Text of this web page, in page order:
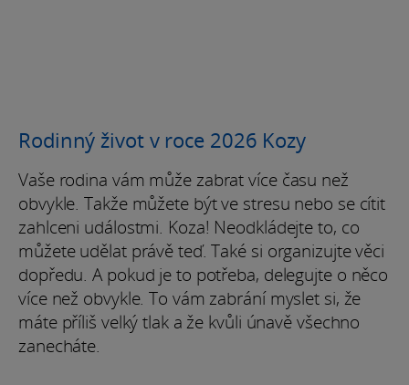
Rodinný život v roce 2026 Kozy
Vaše rodina vám může zabrat více času než
obvykle. Takže můžete být ve stresu nebo se cítit
zahlceni událostmi. Koza! Neodkládejte to, co
můžete udělat právě teď. Také si organizujte věci
dopředu. A pokud je to potřeba, delegujte o něco
více než obvykle. To vám zabrání myslet si, že
máte příliš velký tlak a že kvůli únavě všechno
zanecháte.